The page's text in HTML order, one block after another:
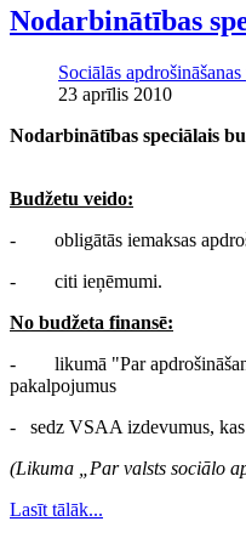
Nodarbinātības
Sociālās
23 aprīlis 2010
Nodarbinātības speciālais
Budžetu veido:
- obligātās iemaksas
- citi ieņēmumi.
No budžeta finansē:
- likumā "Par
pakalpojumus
- sedz VSAA izdevumus, kas
(Likuma „Par valsts sociālo
Lasīt tālāk...